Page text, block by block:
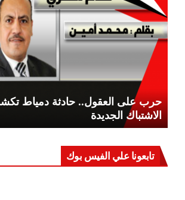
حرب على العقول.. حادثة دمياط
الاشتباك الجديدة
تابعونا علي الفيس بوك